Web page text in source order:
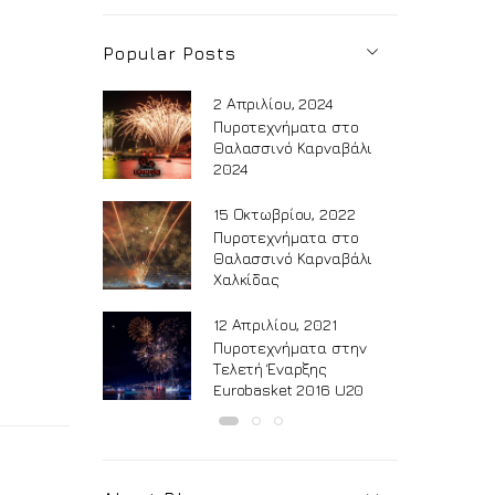
Popular Posts
2 Απριλίου, 2024
Πυροτεχνήματα στο
Θαλασσινό Καρναβάλι
2024
15 Οκτωβρίου, 2022
Πυροτεχνήματα στο
Θαλασσινό Καρναβάλι
Χαλκίδας
12 Απριλίου, 2021
Πυροτεχνήματα στην
Τελετή Έναρξης
Eurobasket 2016 U20